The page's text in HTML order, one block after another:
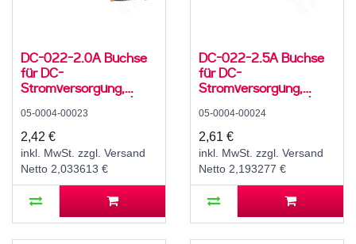
DC-022-2.0A Buchse
für DC-
Stromversorgung,
Lötfahnen, für 5,5 / 2,1
mm Hohlstecker, 30 V,
500 mA, 0°, -20..70 °C,
C12
05-0004-00023
2,42 €
inkl. MwSt. zzgl. Versand
Netto 2,033613 €
DC-022-2.5A Buchse
für DC-
Stromversorgung,
Lötfahnen, für 5,5 / 2,5
mm Hohlstecker, 30 V,
500 mA, 0°, -20..70 °C,
C12
05-0004-00024
2,61 €
inkl. MwSt. zzgl. Versand
Netto 2,193277 €